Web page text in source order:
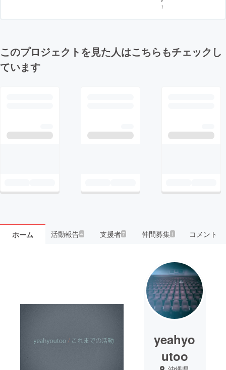
！
このプロジェクトを見た人はこちらもチェックし
ています
ホーム 活動報告4 支援者7 仲間募集 1 コメント
yeahyo
utoo